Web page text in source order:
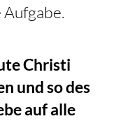
Christi
und so des
auf alle